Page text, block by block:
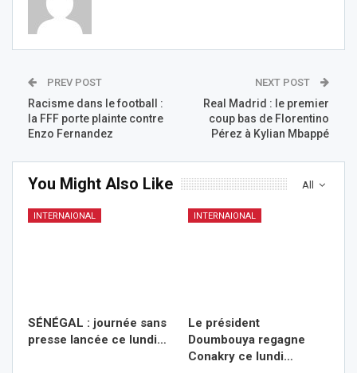
PREV POST
Racisme dans le football :
la FFF porte plainte contre
Enzo Fernandez
NEXT POST
Real Madrid : le premier
coup bas de Florentino
Pérez à Kylian Mbappé
All
You Might Also Like
INTERNAIONAL
SÉNÉGAL : journée sans
presse lancée ce lundi…
INTERNAIONAL
Le président
Doumbouya regagne
Conakry ce lundi…